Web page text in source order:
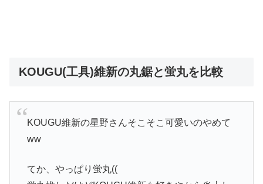
KOUGU(工具)維新の丸鋸と蛍丸を比較
KOUGU維新の星野さんそこそこ可愛いのやめて
ww
てか、やっぱり蛍丸((